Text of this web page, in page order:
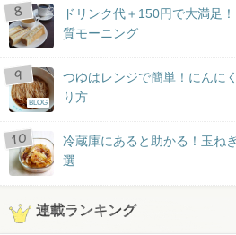
ドリンク代＋150円で大満足
質モーニング
BLOG
つゆはレンジで簡単！にんに
り方
冷蔵庫にあると助かる！玉ね
選
連載ランキング